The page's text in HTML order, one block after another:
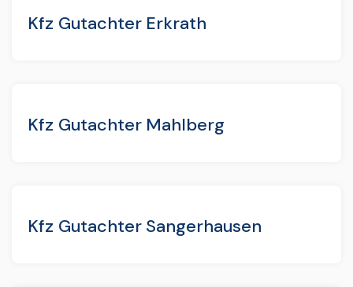
Kfz Gutachter Erkrath
Kfz Gutachter Mahlberg
Kfz Gutachter Sangerhausen